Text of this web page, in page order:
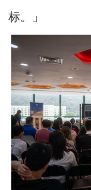
标。」